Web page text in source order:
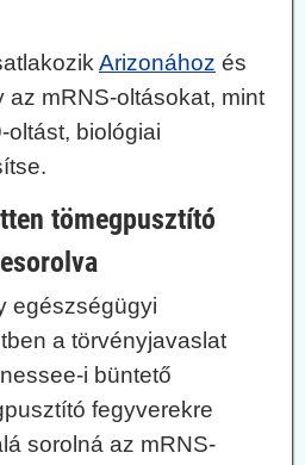
Arizonához és
az mRNS-oltásokat, mint
oltást, biológiai
tömegpusztító
egészségügyi
a törvényjavaslat
i büntető
fegyverekre
sorolná az mRNS-